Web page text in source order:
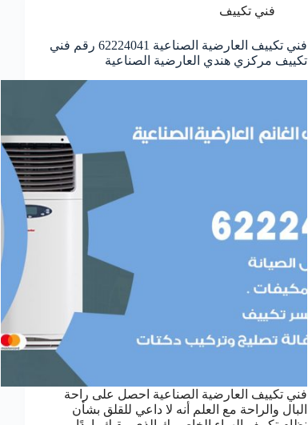
فني تكييف
فني تكييف العارضية الصناعية 62224041 رقم فني
تكييف مركزي هندي العارضية الصناعية
فني تكييف العارضية الصناعية احصل على راحة
البال والراحة مع العلم أنه لا داعي للقلق بشأن